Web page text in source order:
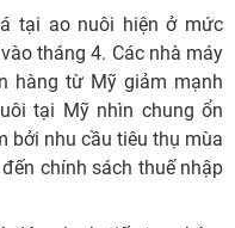
tại ao nuôi hiện ở mức
tháng 4. Các nhà máy
hàng từ Mỹ giảm mạnh
tại Mỹ nhìn chung ổn
bởi nhu cầu tiêu thụ mùa
chính sách thuế nhập